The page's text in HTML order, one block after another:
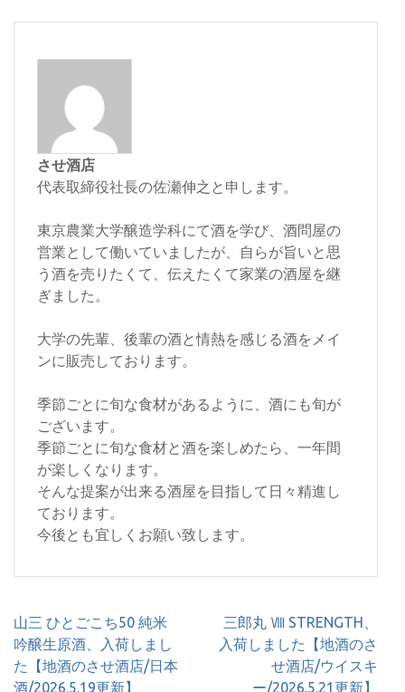
させ酒店
代表取締役社長の佐瀬伸之と申します。
東京農業大学醸造学科にて酒を学び、酒問屋の
営業として働いていましたが、自らが旨いと思
う酒を売りたくて、伝えたくて家業の酒屋を継
ぎました。
大学の先輩、後輩の酒と情熱を感じる酒をメイ
ンに販売しております。
季節ごとに旬な食材があるように、酒にも旬が
ございます。
季節ごとに旬な食材と酒を楽しめたら、一年間
が楽しくなります。
そんな提案が出来る酒屋を目指して日々精進し
ております。
今後とも宜しくお願い致します。
投
稿
ナ
ビ
山三 ひとごこち50 純米
吟醸生原酒、入荷しまし
た【地酒のさせ酒店/日本
酒/2026.5.19更新】
三郎丸 Ⅷ STRENGTH、
入荷しました【地酒のさ
せ酒店/ウイスキ
ー/2026.5.21更新】